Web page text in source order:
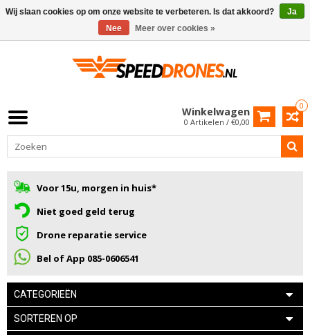
0
Winkelwagen
0 Artikelen / €0,00
Voor 15u, morgen in huis*
Niet goed geld terug
Drone reparatie service
Bel of App 085-0606541
CATEGORIEËN
SORTEREN OP
Wij slaan cookies op om onze website te verbeteren. Is dat akkoord?
Ja
Nee
Meer over cookies »